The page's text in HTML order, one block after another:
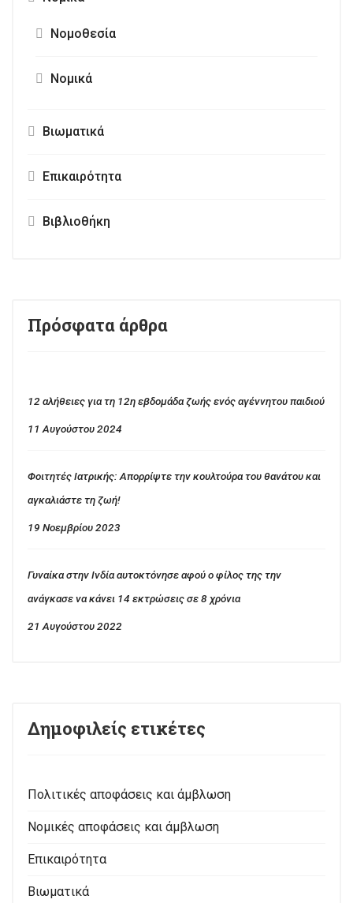
Νομοθεσία
Νομικά
Βιωματικά
Επικαιρότητα
Βιβλιοθήκη
Πρόσφατα άρθρα
12 αλήθειες για τη 12η εβδομάδα ζωής ενός αγέννητου παιδιού
11 Αυγούστου 2024
Φοιτητές Ιατρικής: Απορρίψτε την κουλτούρα του θανάτου και
αγκαλιάστε τη ζωή!
19 Νοεμβρίου 2023
Γυναίκα στην Ινδία αυτοκτόνησε αφού ο φίλος της την
ανάγκασε να κάνει 14 εκτρώσεις σε 8 χρόνια
21 Αυγούστου 2022
Δημοφιλείς ετικέτες
Πολιτικές αποφάσεις και άμβλωση
Νομικές αποφάσεις και άμβλωση
Επικαιρότητα
Βιωματικά